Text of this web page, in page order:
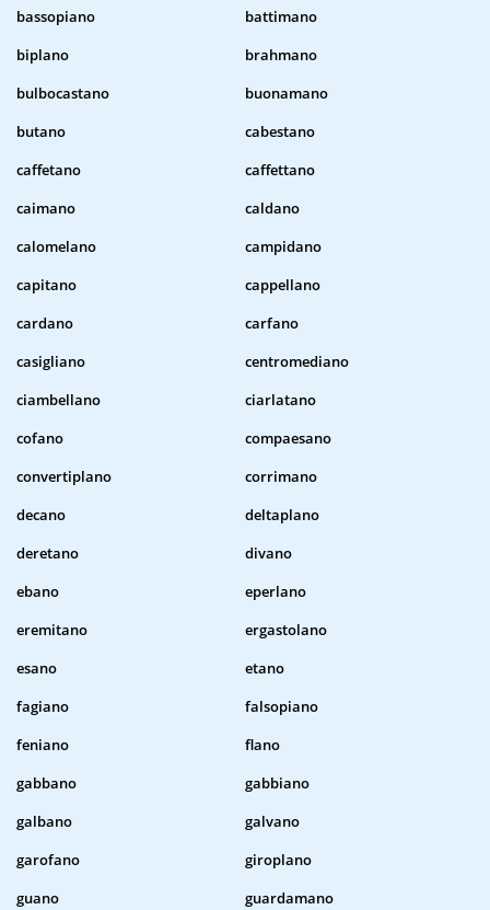
bassopiano
battimano
biplano
brahmano
bulbocastano
buonamano
butano
cabestano
caffetano
caffettano
caimano
caldano
calomelano
campidano
capitano
cappellano
cardano
carfano
casigliano
centromediano
ciambellano
ciarlatano
cofano
compaesano
convertiplano
corrimano
decano
deltaplano
deretano
divano
ebano
eperlano
eremitano
ergastolano
esano
etano
fagiano
falsopiano
feniano
flano
gabbano
gabbiano
galbano
galvano
garofano
giroplano
guano
guardamano